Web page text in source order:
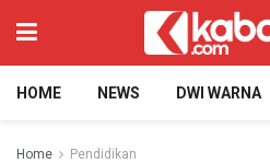
HOME NEWS DWI WARNA
Home Pendidikan